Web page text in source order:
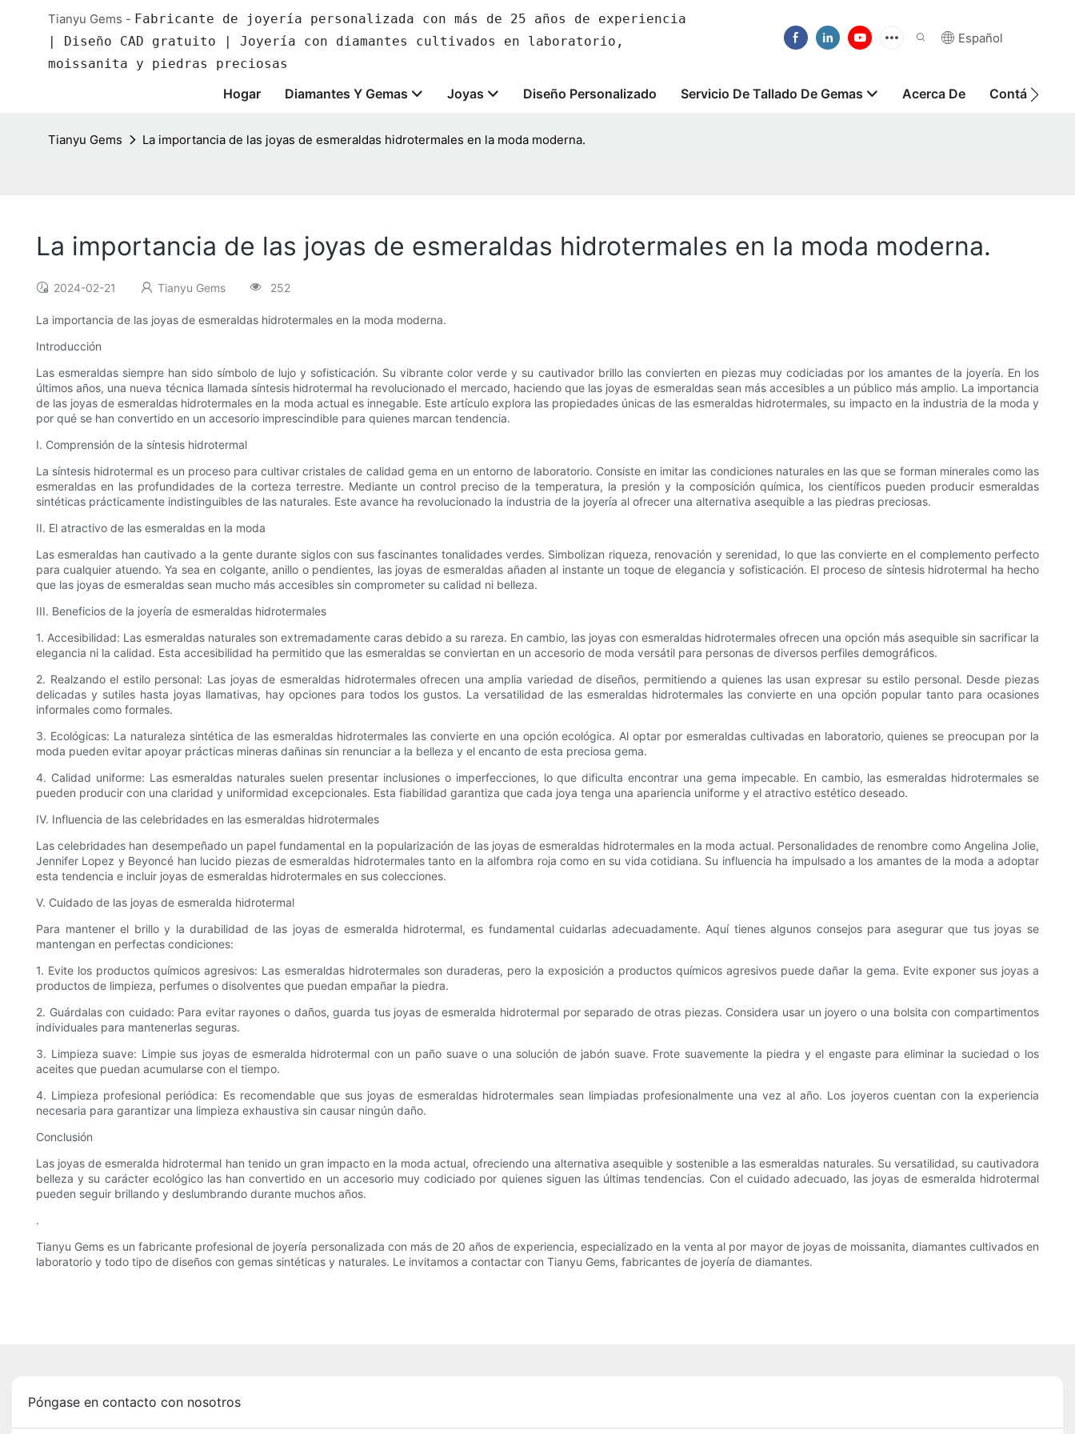
Tianyu Gems - Fabricante de joyería personalizada con más de 25 años de experiencia
| Diseño CAD gratuito | Joyería con diamantes cultivados en laboratorio,
moissanita y piedras preciosas
Español
Hogar Diamantes Y Gemas Joyas Diseño Personalizado Servicio De Tallado De Gemas Acerca De Contáctanos
Tianyu Gems La importancia de las joyas de esmeraldas hidrotermales en la moda moderna.
La importancia de las joyas de esmeraldas hidrotermales en la moda moderna.
2024-02-21 Tianyu Gems 252
La importancia de las joyas de esmeraldas hidrotermales en la moda moderna.
Introducción
Las esmeraldas siempre han sido símbolo de lujo y sofisticación. Su vibrante color verde y su cautivador brillo las convierten en piezas muy codiciadas por los amantes de la joyería. En los
últimos años, una nueva técnica llamada síntesis hidrotermal ha revolucionado el mercado, haciendo que las joyas de esmeraldas sean más accesibles a un público más amplio. La importancia
de las joyas de esmeraldas hidrotermales en la moda actual es innegable. Este artículo explora las propiedades únicas de las esmeraldas hidrotermales, su impacto en la industria de la moda y
por qué se han convertido en un accesorio imprescindible para quienes marcan tendencia.
I. Comprensión de la síntesis hidrotermal
La síntesis hidrotermal es un proceso para cultivar cristales de calidad gema en un entorno de laboratorio. Consiste en imitar las condiciones naturales en las que se forman minerales como las
esmeraldas en las profundidades de la corteza terrestre. Mediante un control preciso de la temperatura, la presión y la composición química, los científicos pueden producir esmeraldas
sintéticas prácticamente indistinguibles de las naturales. Este avance ha revolucionado la industria de la joyería al ofrecer una alternativa asequible a las piedras preciosas.
II. El atractivo de las esmeraldas en la moda
Las esmeraldas han cautivado a la gente durante siglos con sus fascinantes tonalidades verdes. Simbolizan riqueza, renovación y serenidad, lo que las convierte en el complemento perfecto
para cualquier atuendo. Ya sea en colgante, anillo o pendientes, las joyas de esmeraldas añaden al instante un toque de elegancia y sofisticación. El proceso de síntesis hidrotermal ha hecho
que las joyas de esmeraldas sean mucho más accesibles sin comprometer su calidad ni belleza.
III. Beneficios de la joyería de esmeraldas hidrotermales
1. Accesibilidad: Las esmeraldas naturales son extremadamente caras debido a su rareza. En cambio, las joyas con esmeraldas hidrotermales ofrecen una opción más asequible sin sacrificar la
elegancia ni la calidad. Esta accesibilidad ha permitido que las esmeraldas se conviertan en un accesorio de moda versátil para personas de diversos perfiles demográficos.
2. Realzando el estilo personal: Las joyas de esmeraldas hidrotermales ofrecen una amplia variedad de diseños, permitiendo a quienes las usan expresar su estilo personal. Desde piezas
delicadas y sutiles hasta joyas llamativas, hay opciones para todos los gustos. La versatilidad de las esmeraldas hidrotermales las convierte en una opción popular tanto para ocasiones
informales como formales.
3. Ecológicas: La naturaleza sintética de las esmeraldas hidrotermales las convierte en una opción ecológica. Al optar por esmeraldas cultivadas en laboratorio, quienes se preocupan por la
moda pueden evitar apoyar prácticas mineras dañinas sin renunciar a la belleza y el encanto de esta preciosa gema.
4. Calidad uniforme: Las esmeraldas naturales suelen presentar inclusiones o imperfecciones, lo que dificulta encontrar una gema impecable. En cambio, las esmeraldas hidrotermales se
pueden producir con una claridad y uniformidad excepcionales. Esta fiabilidad garantiza que cada joya tenga una apariencia uniforme y el atractivo estético deseado.
IV. Influencia de las celebridades en las esmeraldas hidrotermales
Las celebridades han desempeñado un papel fundamental en la popularización de las joyas de esmeraldas hidrotermales en la moda actual. Personalidades de renombre como Angelina Jolie,
Jennifer Lopez y Beyoncé han lucido piezas de esmeraldas hidrotermales tanto en la alfombra roja como en su vida cotidiana. Su influencia ha impulsado a los amantes de la moda a adoptar
esta tendencia e incluir joyas de esmeraldas hidrotermales en sus colecciones.
V. Cuidado de las joyas de esmeralda hidrotermal
Para mantener el brillo y la durabilidad de las joyas de esmeralda hidrotermal, es fundamental cuidarlas adecuadamente. Aquí tienes algunos consejos para asegurar que tus joyas se
mantengan en perfectas condiciones:
1. Evite los productos químicos agresivos: Las esmeraldas hidrotermales son duraderas, pero la exposición a productos químicos agresivos puede dañar la gema. Evite exponer sus joyas a
productos de limpieza, perfumes o disolventes que puedan empañar la piedra.
2. Guárdalas con cuidado: Para evitar rayones o daños, guarda tus joyas de esmeralda hidrotermal por separado de otras piezas. Considera usar un joyero o una bolsita con compartimentos
individuales para mantenerlas seguras.
3. Limpieza suave: Limpie sus joyas de esmeralda hidrotermal con un paño suave o una solución de jabón suave. Frote suavemente la piedra y el engaste para eliminar la suciedad o los
aceites que puedan acumularse con el tiempo.
4. Limpieza profesional periódica: Es recomendable que sus joyas de esmeraldas hidrotermales sean limpiadas profesionalmente una vez al año. Los joyeros cuentan con la experiencia
necesaria para garantizar una limpieza exhaustiva sin causar ningún daño.
Conclusión
Las joyas de esmeralda hidrotermal han tenido un gran impacto en la moda actual, ofreciendo una alternativa asequible y sostenible a las esmeraldas naturales. Su versatilidad, su cautivadora
belleza y su carácter ecológico las han convertido en un accesorio muy codiciado por quienes siguen las últimas tendencias. Con el cuidado adecuado, las joyas de esmeralda hidrotermal
pueden seguir brillando y deslumbrando durante muchos años.
.
Tianyu Gems es un fabricante profesional de joyería personalizada con más de 20 años de experiencia, especializado en la venta al por mayor de joyas de moissanita, diamantes cultivados en
laboratorio y todo tipo de diseños con gemas sintéticas y naturales. Le invitamos a contactar con Tianyu Gems, fabricantes de joyería de diamantes.
Póngase en contacto con nosotros